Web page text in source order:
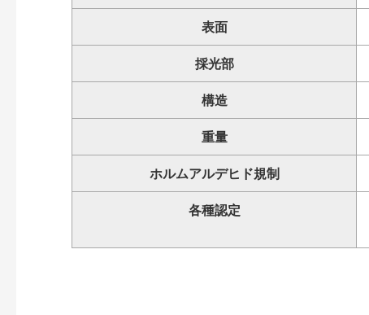
表面
採光部
構造
重量
ホルムアルデヒド規制
各種認定